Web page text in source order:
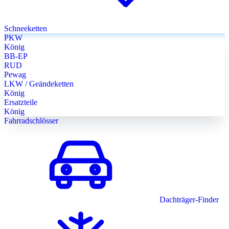
Schneeketten
PKW
König
BB-EP
RUD
Pewag
LKW / Geändeketten
König
Ersatzteile
König
Fahrradschlösser
Dachträger-Finder